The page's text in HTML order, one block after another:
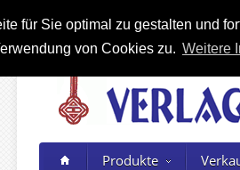
für Sie optimal zu gestalten und
von Cookies zu. Weitere
Produkte